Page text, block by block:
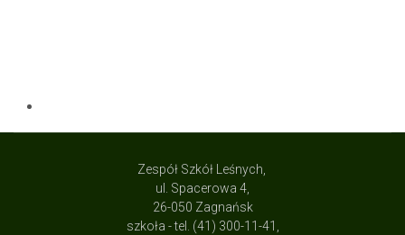
Zespół Szkół Leśnych,
ul. Spacerowa 4,
26-050 Zagnańsk
szkoła - tel. (41) 300-11-41,